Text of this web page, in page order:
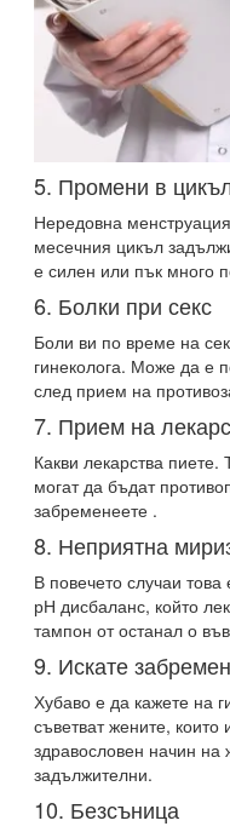
5. Промени в
Нередовна
месечния цикъл
е силен или пък много
6. Болки при секс
Боли ви по време на
гинеколога. Може да е
след прием на
7. Прием на
Какви лекарства
могат да бъдат
забременеете .
8. Неприятна
В повечето случаи
рН дисбаланс, който
тампон от останал о
9. Искате
Хубаво е да кажете на
съветват жените,
здравословен начин на
задължителни.
10. Безсъница